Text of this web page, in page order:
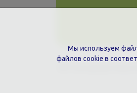
ИП Гончарова
Мы используем
файлов cookie в